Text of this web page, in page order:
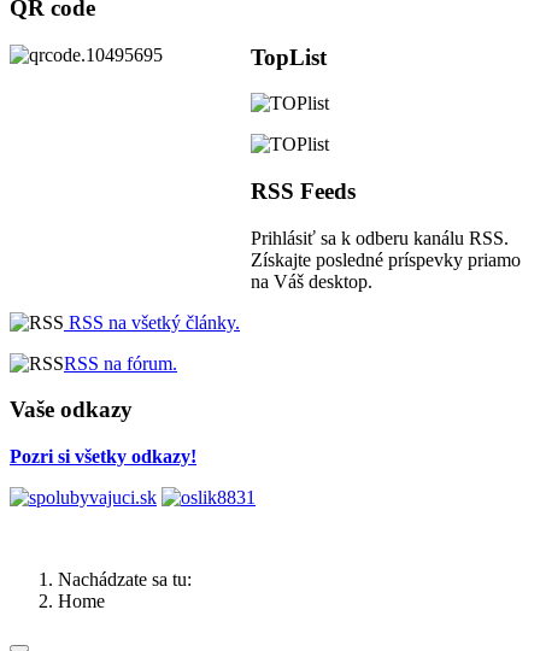
QR code
TopList
RSS Feeds
Prihlásiť sa k odberu kanálu RSS.
Získajte posledné príspevky priamo
na Váš desktop.
RSS na všetký články.
RSS na fórum.
Vaše odkazy
Pozri si všetky odkazy!
Nachádzate sa tu:
Home